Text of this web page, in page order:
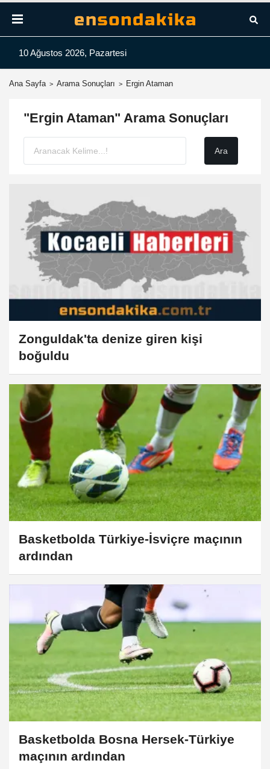
10 Ağustos 2026, Pazartesi
Ana Sayfa Arama Sonuçları Ergin Ataman
"Ergin Ataman" Arama Sonuçları
Zonguldak'ta denize giren kişi
boğuldu
Basketbolda Türkiye-İsviçre maçının
ardından
Basketbolda Bosna Hersek-Türkiye
maçının ardından